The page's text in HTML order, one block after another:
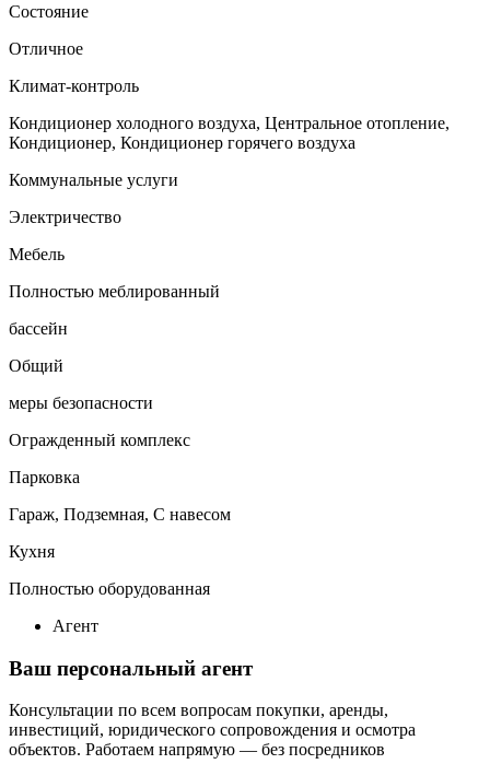
Состояние
Отличное
Климат-контроль
Кондиционер холодного воздуха, Центральное отопление,
Кондиционер, Кондиционер горячего воздуха
Коммунальные услуги
Электричество
Мебель
Полностью меблированный
бассейн
Общий
меры безопасности
Огражденный комплекс
Парковка
Гараж, Подземная, С навесом
Кухня
Полностью оборудованная
Агент
Ваш персональный агент
Консультации по всем вопросам покупки, аренды,
инвестиций, юридического сопровождения и осмотра
объектов. Работаем напрямую — без посредников